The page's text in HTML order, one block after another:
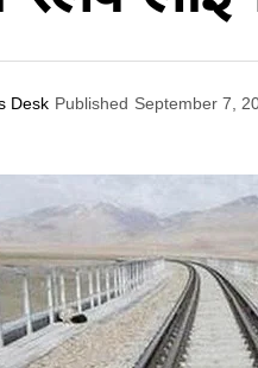
Desk Published September 7,